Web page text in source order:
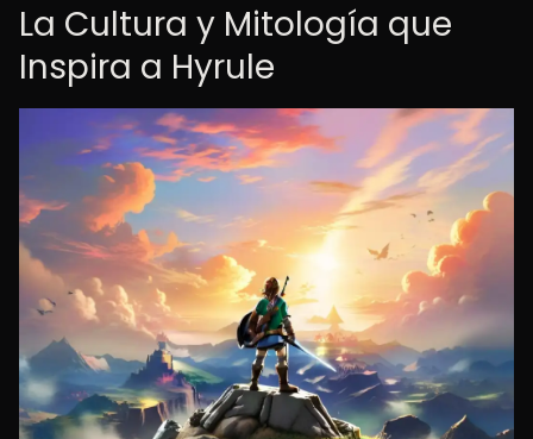
La Cultura y Mitología que
Inspira a Hyrule